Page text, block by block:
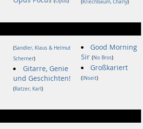
(Kriechbaum, Charly)
(Sandler, Klaus & Helmut
Scherner)
Gitarre, Genie
und Geschichten!
(Ratzer, Karl)
Good Morning
Sir (No Bros)
Großkariert
(INseit)